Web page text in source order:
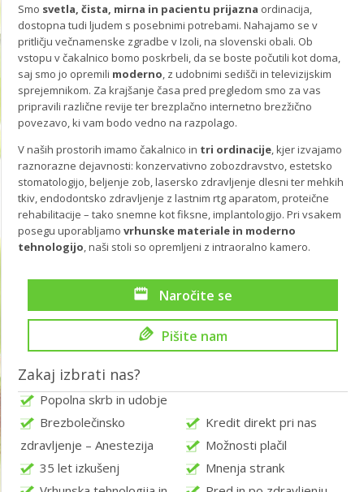
Smo svetla, čista, mirna in pacientu prijazna ordinacija,
dostopna tudi ljudem s posebnimi potrebami. Nahajamo se v
pritličju večnamenske zgradbe v Izoli, na slovenski obali. Ob
vstopu v čakalnico bomo poskrbeli, da se boste počutili kot doma,
saj smo jo opremili moderno, z udobnimi sedišči in televizijskim
sprejemnikom. Za krajšanje časa pred pregledom smo za vas
pripravili različne revije ter brezplačno internetno brezžično
povezavo, ki vam bodo vedno na razpolago.
V naših prostorih imamo čakalnico in tri ordinacije, kjer izvajamo
raznorazne dejavnosti: konzervativno zobozdravstvo, estetsko
stomatologijo, beljenje zob, lasersko zdravljenje dlesni ter mehkih
tkiv, endodontsko zdravljenje z lastnim rtg aparatom, proteične
rehabilitacije – tako snemne kot fiksne, implantologijo. Pri vsakem
posegu uporabljamo vrhunske materiale in moderno
tehnologijo, naši stoli so opremljeni z intraoralno kamero.
Naročite se
Pišite nam
Zakaj izbrati nas?
Popolna skrb in udobje
Brezbolečinsko
zdravljenje – Anestezija
35 let izkušenj
Kredit direkt pri nas
Možnosti plačil
Mnenja strank